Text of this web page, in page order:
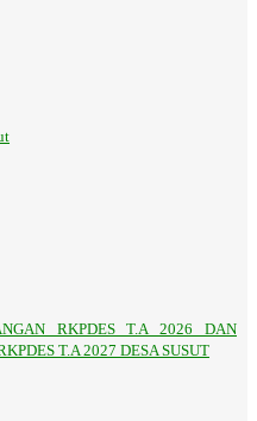
RKPDES T.A 2026 DAN
T.A 2027 DESA SUSUT